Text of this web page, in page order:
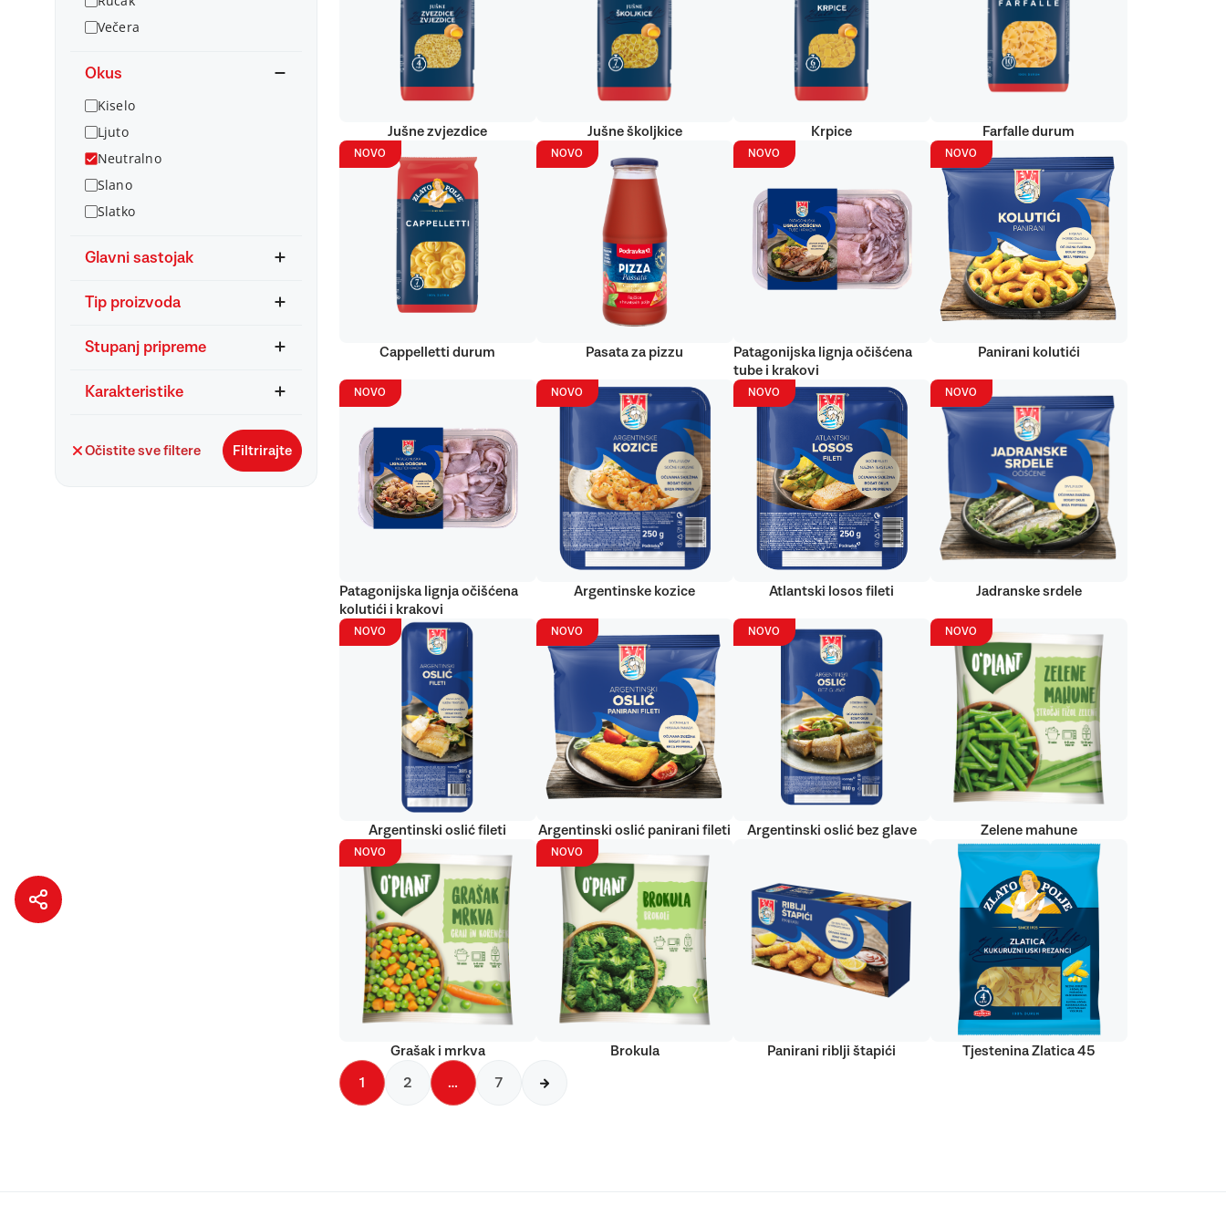
Večera
Okus
Kiselo
Ljuto
Neutralno
Slano
Slatko
Glavni sastojak
Tip proizvoda
Stupanj pripreme
Karakteristike
Očistite sve filtere Filtrirajte
Jušne zvjezdice Jušne školjkice Krpice Farfalle durum
NOVO
Cappelletti durum
NOVO
Pasata za pizzu
NOVO
Patagonijska lignja očišćena
tube i krakovi
NOVO
Panirani kolutići
NOVO
Patagonijska lignja očišćena
kolutići i krakovi
NOVO
Argentinske kozice
NOVO
Atlantski losos fileti
NOVO
Jadranske srdele
NOVO
Argentinski oslić fileti
NOVO
Argentinski oslić panirani fileti
NOVO
Argentinski oslić bez glave
NOVO
Zelene mahune
NOVO
Grašak i mrkva
NOVO
Brokula Panirani riblji štapići Tjestenina Zlatica 45
1 2 … 7